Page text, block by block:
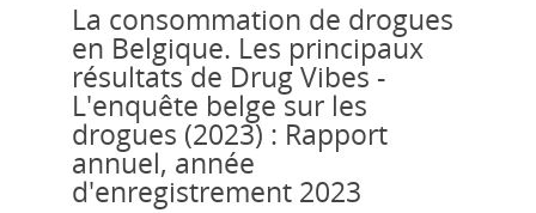
La consommation de drogues
en Belgique. Les principaux
résultats de Drug Vibes -
L'enquête belge sur les
drogues (2023) : Rapport
annuel, année
d'enregistrement 2023